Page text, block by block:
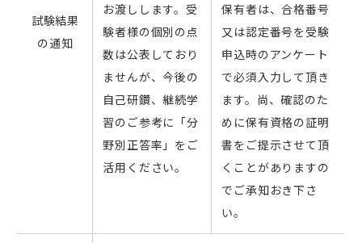
試験結果
の通知
お渡しします。受
験者様の個別の点
数は公表しており
ませんが、今後の
自己研鑽、継続学
習のご参考に「分
野別正答率」をご
活用ください。
保有者は、合格番号
又は認定番号を受験
申込時のアンケート
で必須入力して頂き
ます。尚、確認のた
めに保有資格の証明
書をご提示させて頂
くことがありますの
でご承知おき下さ
い。